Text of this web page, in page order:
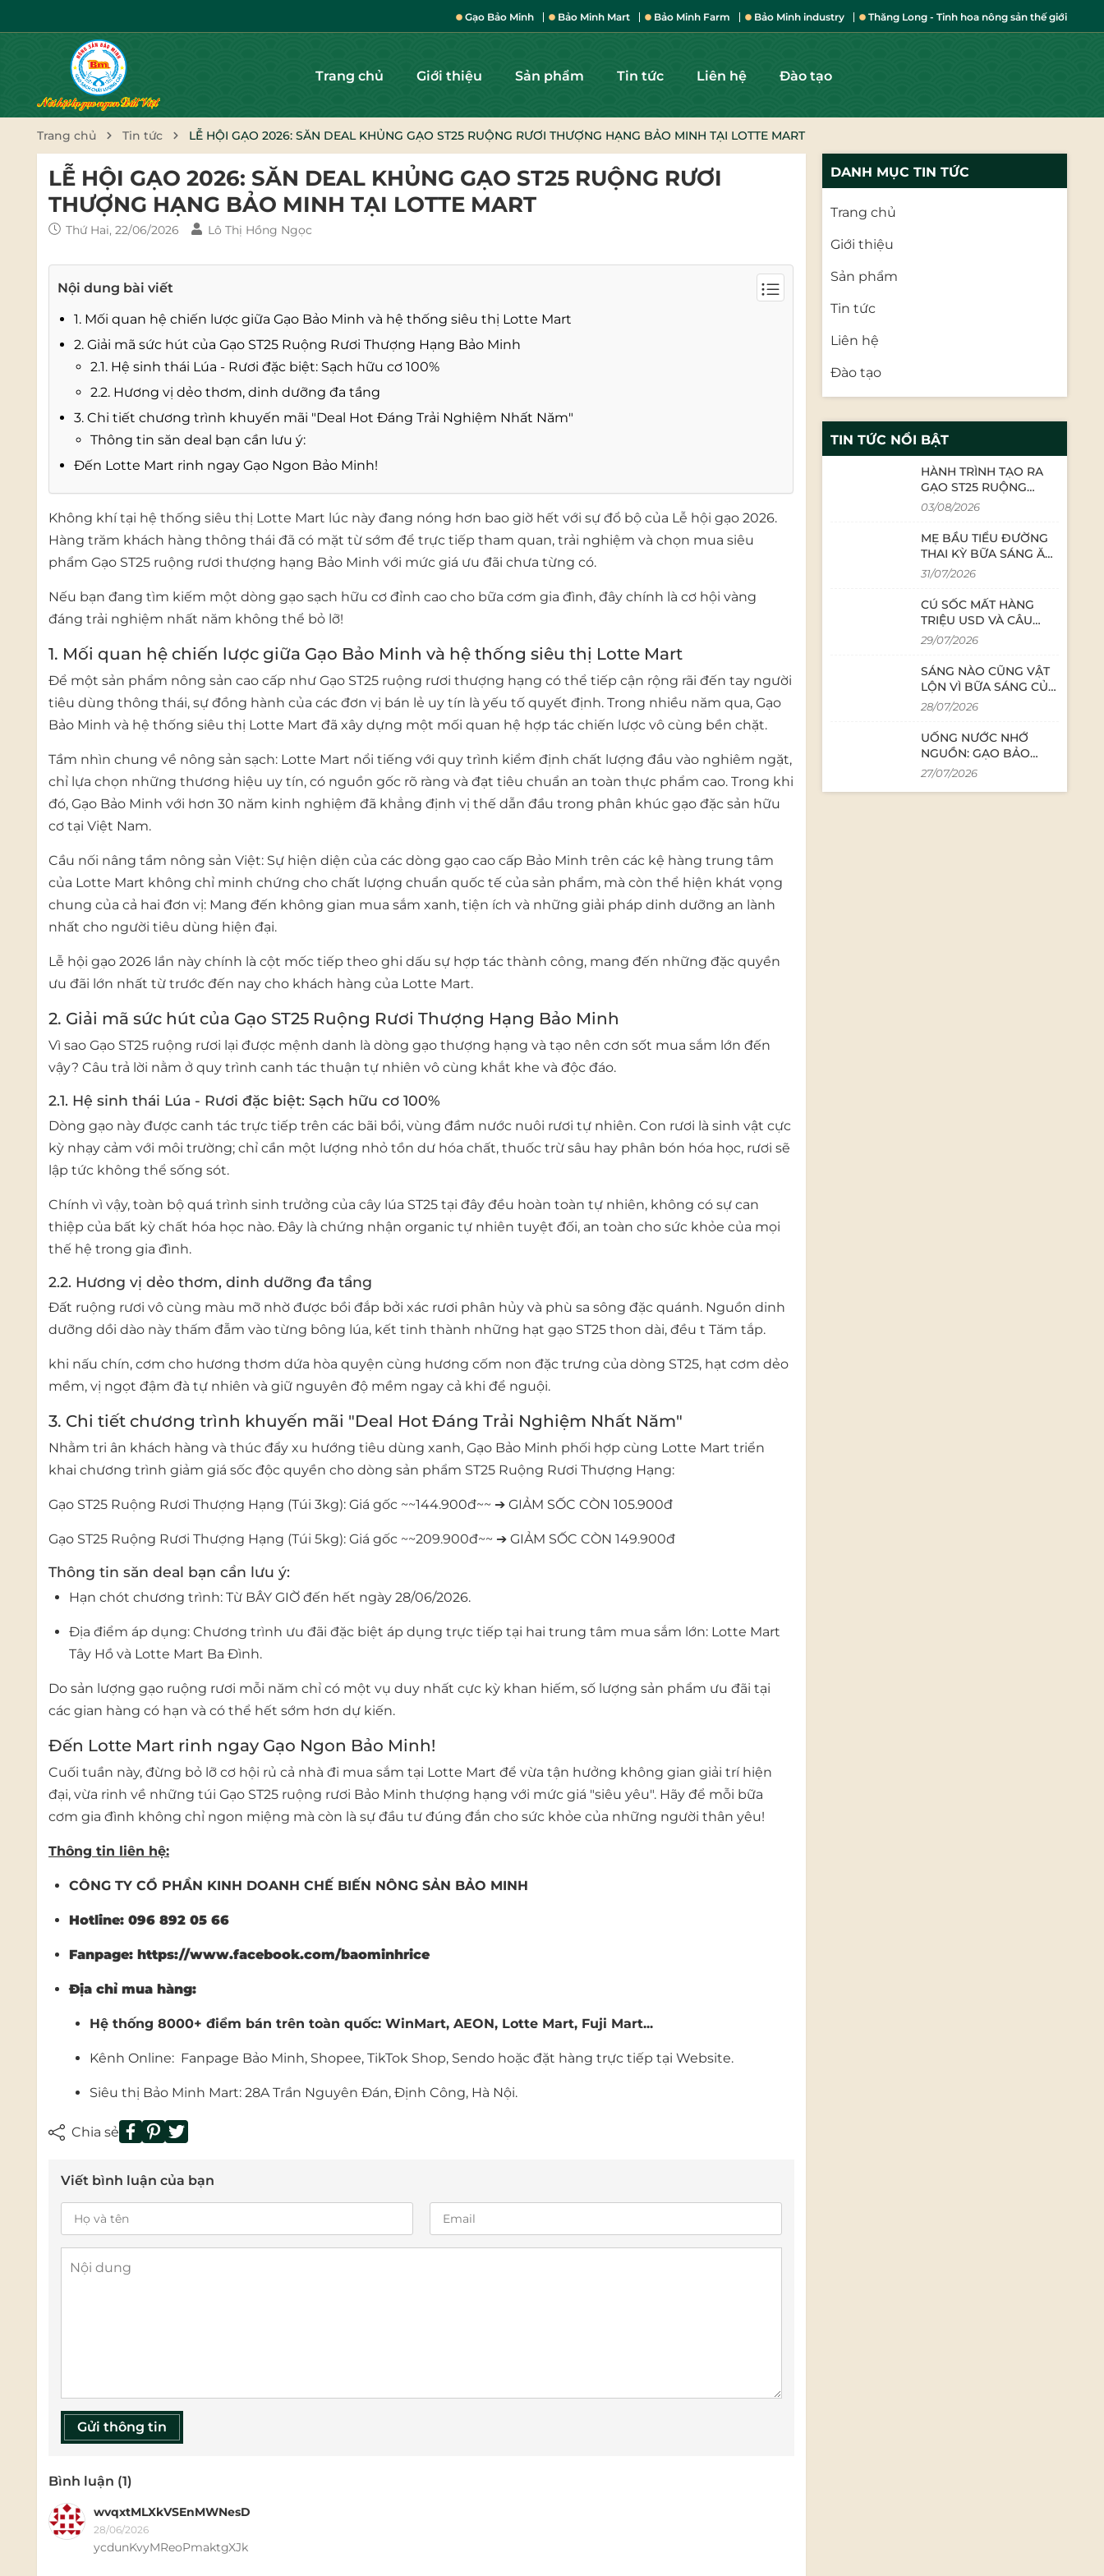
Gạo Bảo Minh Bảo Minh Mart Bảo Minh Farm Bảo Minh industry Thăng Long - Tinh hoa nông sản thế giới
Trang chủ Giới thiệu Sản phẩm Tin tức Liên hệ Đào tạo
Trang chủ Tin tức LỄ HỘI GẠO 2026: SĂN DEAL KHỦNG GẠO ST25 RUỘNG RƯƠI THƯỢNG HẠNG BẢO MINH TẠI LOTTE MART
LỄ HỘI GẠO 2026: SĂN DEAL KHỦNG GẠO ST25 RUỘNG RƯƠI
THƯỢNG HẠNG BẢO MINH TẠI LOTTE MART
Thứ Hai, 22/06/2026 Lô Thị Hồng Ngọc
Nội dung bài viết
1. Mối quan hệ chiến lược giữa Gạo Bảo Minh và hệ thống siêu thị Lotte Mart
2. Giải mã sức hút của Gạo ST25 Ruộng Rươi Thượng Hạng Bảo Minh
2.1. Hệ sinh thái Lúa - Rươi đặc biệt: Sạch hữu cơ 100%
2.2. Hương vị dẻo thơm, dinh dưỡng đa tầng
3. Chi tiết chương trình khuyến mãi "Deal Hot Đáng Trải Nghiệm Nhất Năm"
Thông tin săn deal bạn cần lưu ý:
Đến Lotte Mart rinh ngay Gạo Ngon Bảo Minh!
Không khí tại hệ thống siêu thị Lotte Mart lúc này đang nóng hơn bao giờ hết với sự đổ bộ của Lễ hội gạo 2026.
Hàng trăm khách hàng thông thái đã có mặt từ sớm để trực tiếp tham quan, trải nghiệm và chọn mua siêu
phẩm Gạo ST25 ruộng rươi thượng hạng Bảo Minh với mức giá ưu đãi chưa từng có.
Nếu bạn đang tìm kiếm một dòng gạo sạch hữu cơ đỉnh cao cho bữa cơm gia đình, đây chính là cơ hội vàng
đáng trải nghiệm nhất năm không thể bỏ lỡ!
1. Mối quan hệ chiến lược giữa Gạo Bảo Minh và hệ thống siêu thị Lotte Mart
Để một sản phẩm nông sản cao cấp như Gạo ST25 ruộng rươi thượng hạng có thể tiếp cận rộng rãi đến tay người
tiêu dùng thông thái, sự đồng hành của các đơn vị bán lẻ uy tín là yếu tố quyết định. Trong nhiều năm qua, Gạo
Bảo Minh và hệ thống siêu thị Lotte Mart đã xây dựng một mối quan hệ hợp tác chiến lược vô cùng bền chặt.
Tầm nhìn chung về nông sản sạch: Lotte Mart nổi tiếng với quy trình kiểm định chất lượng đầu vào nghiêm ngặt,
chỉ lựa chọn những thương hiệu uy tín, có nguồn gốc rõ ràng và đạt tiêu chuẩn an toàn thực phẩm cao. Trong khi
đó, Gạo Bảo Minh với hơn 30 năm kinh nghiệm đã khẳng định vị thế dẫn đầu trong phân khúc gạo đặc sản hữu
cơ tại Việt Nam.
Cầu nối nâng tầm nông sản Việt: Sự hiện diện của các dòng gạo cao cấp Bảo Minh trên các kệ hàng trung tâm
của Lotte Mart không chỉ minh chứng cho chất lượng chuẩn quốc tế của sản phẩm, mà còn thể hiện khát vọng
chung của cả hai đơn vị: Mang đến không gian mua sắm xanh, tiện ích và những giải pháp dinh dưỡng an lành
nhất cho người tiêu dùng hiện đại.
Lễ hội gạo 2026 lần này chính là cột mốc tiếp theo ghi dấu sự hợp tác thành công, mang đến những đặc quyền
ưu đãi lớn nhất từ trước đến nay cho khách hàng của Lotte Mart.
2. Giải mã sức hút của Gạo ST25 Ruộng Rươi Thượng Hạng Bảo Minh
Vì sao Gạo ST25 ruộng rươi lại được mệnh danh là dòng gạo thượng hạng và tạo nên cơn sốt mua sắm lớn đến
vậy? Câu trả lời nằm ở quy trình canh tác thuận tự nhiên vô cùng khắt khe và độc đáo.
2.1. Hệ sinh thái Lúa - Rươi đặc biệt: Sạch hữu cơ 100%
Dòng gạo này được canh tác trực tiếp trên các bãi bồi, vùng đầm nước nuôi rươi tự nhiên. Con rươi là sinh vật cực
kỳ nhạy cảm với môi trường; chỉ cần một lượng nhỏ tồn dư hóa chất, thuốc trừ sâu hay phân bón hóa học, rươi sẽ
lập tức không thể sống sót.
Chính vì vậy, toàn bộ quá trình sinh trưởng của cây lúa ST25 tại đây đều hoàn toàn tự nhiên, không có sự can
thiệp của bất kỳ chất hóa học nào. Đây là chứng nhận organic tự nhiên tuyệt đối, an toàn cho sức khỏe của mọi
thế hệ trong gia đình.
2.2. Hương vị dẻo thơm, dinh dưỡng đa tầng
Đất ruộng rươi vô cùng màu mỡ nhờ được bồi đắp bởi xác rươi phân hủy và phù sa sông đặc quánh. Nguồn dinh
dưỡng dồi dào này thấm đẫm vào từng bông lúa, kết tinh thành những hạt gạo ST25 thon dài, đều t Tăm tắp.
khi nấu chín, cơm cho hương thơm dứa hòa quyện cùng hương cốm non đặc trưng của dòng ST25, hạt cơm dẻo
mềm, vị ngọt đậm đà tự nhiên và giữ nguyên độ mềm ngay cả khi để nguội.
3. Chi tiết chương trình khuyến mãi "Deal Hot Đáng Trải Nghiệm Nhất Năm"
Nhằm tri ân khách hàng và thúc đẩy xu hướng tiêu dùng xanh, Gạo Bảo Minh phối hợp cùng Lotte Mart triển
khai chương trình giảm giá sốc độc quyền cho dòng sản phẩm ST25 Ruộng Rươi Thượng Hạng:
Gạo ST25 Ruộng Rươi Thượng Hạng (Túi 3kg): Giá gốc ~~144.900đ~~ ➔ GIẢM SỐC CÒN 105.900đ
Gạo ST25 Ruộng Rươi Thượng Hạng (Túi 5kg): Giá gốc ~~209.900đ~~ ➔ GIẢM SỐC CÒN 149.900đ
Thông tin săn deal bạn cần lưu ý:
Hạn chót chương trình: Từ BÂY GIỜ đến hết ngày 28/06/2026.
Địa điểm áp dụng: Chương trình ưu đãi đặc biệt áp dụng trực tiếp tại hai trung tâm mua sắm lớn: Lotte Mart
Tây Hồ và Lotte Mart Ba Đình.
Do sản lượng gạo ruộng rươi mỗi năm chỉ có một vụ duy nhất cực kỳ khan hiếm, số lượng sản phẩm ưu đãi tại
các gian hàng có hạn và có thể hết sớm hơn dự kiến.
Đến Lotte Mart rinh ngay Gạo Ngon Bảo Minh!
Cuối tuần này, đừng bỏ lỡ cơ hội rủ cả nhà đi mua sắm tại Lotte Mart để vừa tận hưởng không gian giải trí hiện
đại, vừa rinh về những túi Gạo ST25 ruộng rươi Bảo Minh thượng hạng với mức giá "siêu yêu". Hãy để mỗi bữa
cơm gia đình không chỉ ngon miệng mà còn là sự đầu tư đúng đắn cho sức khỏe của những người thân yêu!
Thông tin liên hệ:
CÔNG TY CỔ PHẦN KINH DOANH CHẾ BIẾN NÔNG SẢN BẢO MINH
Hotline: 096 892 05 66
Fanpage: https://www.facebook.com/baominhrice
Địa chỉ mua hàng:
Hệ thống 8000+ điểm bán trên toàn quốc: WinMart, AEON, Lotte Mart, Fuji Mart...
Kênh Online: Fanpage Bảo Minh, Shopee, TikTok Shop, Sendo hoặc đặt hàng trực tiếp tại Website.
Siêu thị Bảo Minh Mart: 28A Trần Nguyên Đán, Định Công, Hà Nội.
Chia sẻ
Viết bình luận của bạn
Gửi thông tin
Bình luận (1)
wvqxtMLXkVSEnMWNesD
28/06/2026
ycdunKvyMReoPmaktgXJk
DANH MỤC TIN TỨC
Trang chủ
Giới thiệu
Sản phẩm
Tin tức
Liên hệ
Đào tạo
TIN TỨC NỔI BẬT
HÀNH TRÌNH TẠO RA
GẠO ST25 RUỘNG
RƯƠI BẢO MINH: SỰ TỬ
NGƯỜI LÀM NGHỀ
03/08/2026
MẸ BẦU TIỂU ĐƯỜNG
THAI KỲ BỮA SÁNG ĂN
GÌ? CÔNG THỨC CHÁO
DƯỠNG
31/07/2026
CÚ SỐC MẤT HÀNG
TRIỆU USD VÀ CÂU
CHUYỆN BÁN GẠO
TRỰC TIẾP LIVESTREAM
29/07/2026
SÁNG NÀO CŨNG VẬT
LỘN VÌ BỮA SÁNG CỦA
CON? MẸ LƯU BÍ
NGAY!
28/07/2026
UỐNG NƯỚC NHỚ
NGUỒN: GẠO BẢO
MINH & THĂNG LONG
27/07/2026